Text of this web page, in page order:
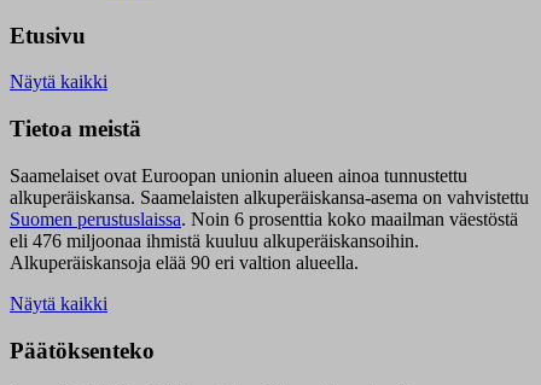
Etusivu
Näytä kaikki
Tietoa meistä
Saamelaiset ovat Euroopan unionin alueen ainoa tunnustettu
alkuperäiskansa. Saamelaisten alkuperäiskansa-asema on vahvistettu
Suomen perustuslaissa. Noin 6 prosenttia koko maailman väestöstä
eli 476 miljoonaa ihmistä kuuluu alkuperäiskansoihin.
Alkuperäiskansoja elää 90 eri valtion alueella.
Näytä kaikki
Päätöksenteko